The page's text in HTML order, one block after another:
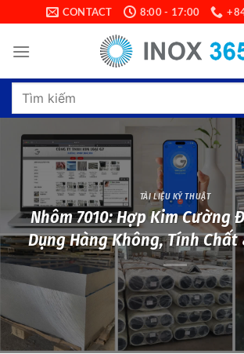
to
content
CONTACT 8:00 - 17:00
Search
TÀI LIỆU KỸ THUẬT
Nhôm 7010: Hợp Kim Cường
Dụng Hàng Không, Tính Chất